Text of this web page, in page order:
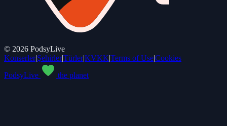
© 2026 PodsyLive
Konserler|Şehirler|Türler|KVKK|Terms of Use|Cookies
PodsyLive
the planet